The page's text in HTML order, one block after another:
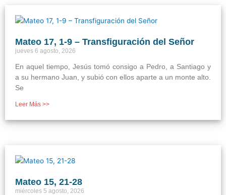
Mateo 17, 1-9 – Transfiguración del Señor
jueves 6 agosto, 2026
En aquel tiempo, Jesús tomó consigo a Pedro, a Santiago y
a su hermano Juan, y subió con ellos aparte a un monte alto.
Se
Leer Más >>
Mateo 15, 21-28
miércoles 5 agosto, 2026